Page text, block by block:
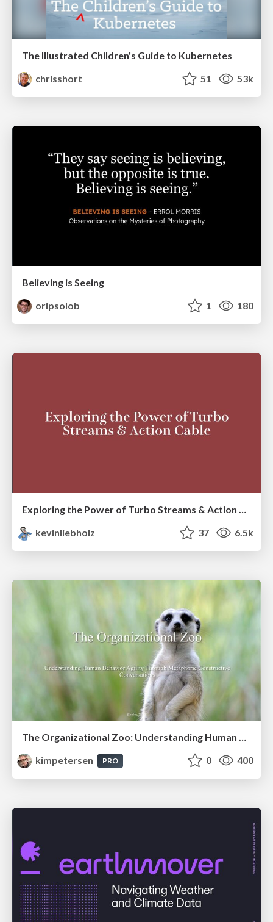
The Illustrated Children's Guide to Kubernetes
chrisshort
51 53k
Believing is Seeing
oripsolob
1 180
Exploring the Power of Turbo Streams & Action Cable | RailsConf2023
kevinliebholz
37 6.5k
The Organizational Zoo: Understanding Human Behavior Agility Through Metaphoric Constructive Conversations (based on the works of Arthur Shelley, Ph.D)
kimpetersen
PRO 0 400